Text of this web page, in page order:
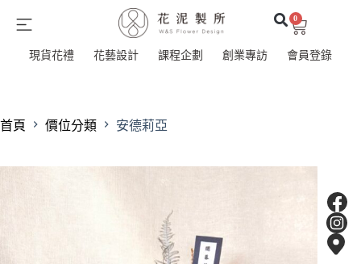
0
現貨花禮 花藝設計 課程企劃 創業專訪 會員登錄
首頁 價位分類 安德莉亞